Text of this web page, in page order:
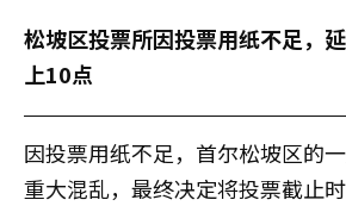
松坡区投票所因投票用纸不足，
上10点
因投票用纸不足，首尔松坡区的
重大混乱，最终决定将投票截止